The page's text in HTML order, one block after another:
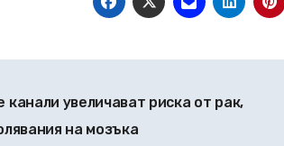
канали увеличават риска от рак,
на мозъка